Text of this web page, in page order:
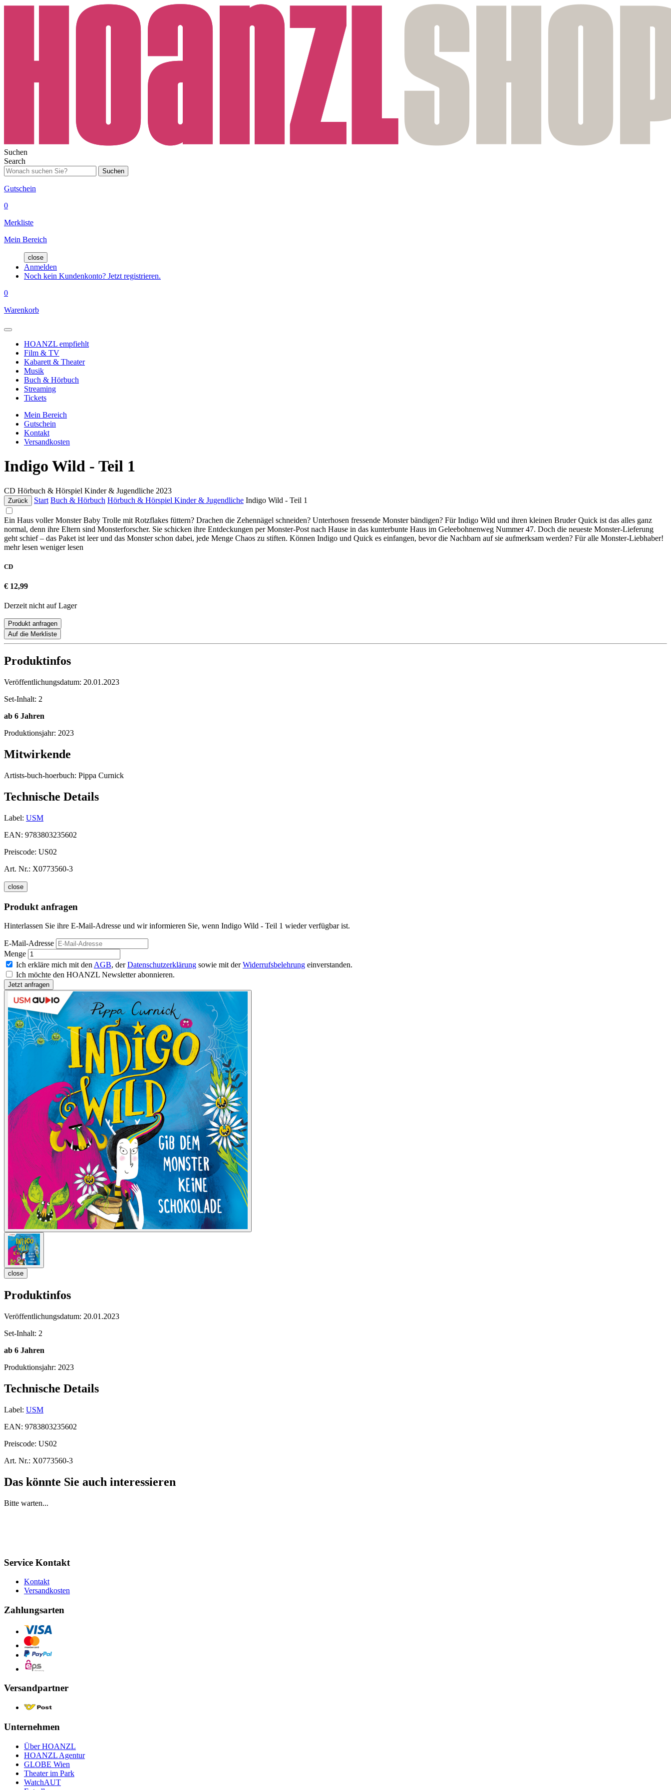
Suchen
Search
Suchen
Gutschein
0
Merkliste
Mein Bereich
close
Anmelden
Noch kein Kundenkonto? Jetzt registrieren.
0
Warenkorb
HOANZL empfiehlt
Film & TV
Kabarett & Theater
Musik
Buch & Hörbuch
Streaming
Tickets
Mein Bereich
Gutschein
Kontakt
Versandkosten
Indigo Wild - Teil 1
CD Hörbuch & Hörspiel Kinder & Jugendliche 2023
Zurück Start Buch & Hörbuch Hörbuch & Hörspiel Kinder & Jugendliche Indigo Wild - Teil 1
Ein Haus voller Monster Baby Trolle mit Rotzflakes füttern? Drachen die Zehennägel schneiden? Unterhosen fressende Monster bändigen? Für Indigo Wild und ihren kleinen Bruder Quick ist das alles ganz
normal, denn ihre Eltern sind Monsterforscher. Sie schicken ihre Entdeckungen per Monster-Post nach Hause in das kunterbunte Haus im Geleebohnenweg Nummer 47. Doch die neueste Monster-Lieferung
geht schief – das Paket ist leer und das Monster schon dabei, jede Menge Chaos zu stiften. Können Indigo und Quick es einfangen, bevor die Nachbarn auf sie aufmerksam werden? Für alle Monster-Liebhaber!
mehr lesen weniger lesen
CD
€ 12,99
Derzeit nicht auf Lager
Produkt anfragen
Auf die Merkliste
Produktinfos
Veröffentlichungsdatum: 20.01.2023
Set-Inhalt: 2
ab 6 Jahren
Produktionsjahr: 2023
Mitwirkende
Artists-buch-hoerbuch: Pippa Curnick
Technische Details
Label: USM
EAN: 9783803235602
Preiscode: US02
Art. Nr.: X0773560-3
close
Produkt anfragen
Hinterlassen Sie ihre E-Mail-Adresse und wir informieren Sie, wenn Indigo Wild - Teil 1 wieder verfügbar ist.
E-Mail-Adresse
Menge
Ich erkläre mich mit den AGB, derDatenschutzerklärung sowie mit derWiderrufsbelehrung einverstanden.
Ich möchte den HOANZL Newsletter abonnieren.
close
Produktinfos
Veröffentlichungsdatum: 20.01.2023
Set-Inhalt: 2
ab 6 Jahren
Produktionsjahr: 2023
Technische Details
Label: USM
EAN: 9783803235602
Preiscode: US02
Art. Nr.: X0773560-3
Das könnte Sie auch interessieren
Bitte warten...
Service Kontakt
Kontakt
Versandkosten
Zahlungsarten
Versandpartner
Unternehmen
Über HOANZL
HOANZL Agentur
GLOBE Wien
Theater im Park
WatchAUT